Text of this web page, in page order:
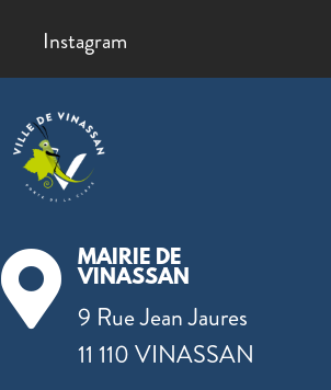
Instagram

MAIRIE DE
VINASSAN
9 Rue Jean Jaures
11 110 VINASSAN